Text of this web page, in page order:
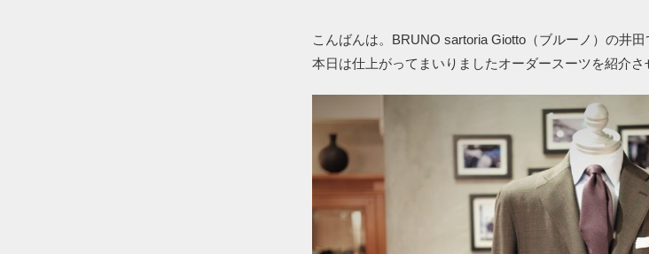
こんばんは。BRUNO sartoria Giotto（ブルーノ）の井田
本日は仕上がってまいりましたオーダースーツを紹介さ